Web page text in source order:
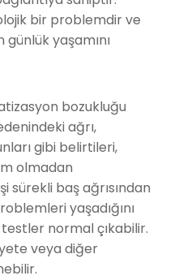
bir problemdir ve
yaşamını
bozukluğu
ağrı,
gibi belirtileri,
olmadan
sürekli baş ağrısından
yaşadığını
normal çıkabilir.
veya diğer